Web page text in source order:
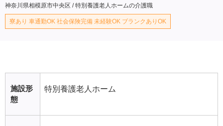
神奈川県相模原市中央区 / 特別養護老人ホームの介護職
寮あり 車通勤OK 社会保険完備 未経験OK ブランクありOK
施設形
態
特別養護老人ホーム